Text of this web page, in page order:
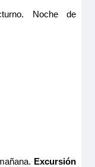
Noche de
Excursión